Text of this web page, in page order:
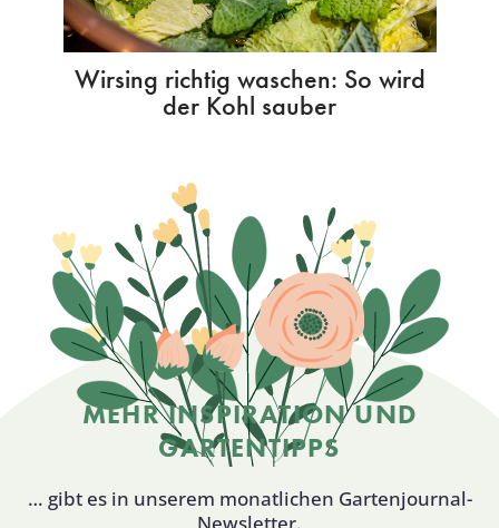
Wirsing richtig waschen: So wird
der Kohl sauber
MEHR INSPIRATION UND
GARTENTIPPS
… gibt es in unserem monatlichen Gartenjournal-